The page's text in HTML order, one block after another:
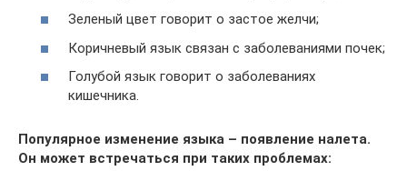
Зеленый цвет говорит о застое желчи;
Коричневый язык связан с заболеваниями почек;
Голубой язык говорит о заболеваниях
кишечника.
Популярное изменение языка – появление налета.
Он может встречаться при таких проблемах: